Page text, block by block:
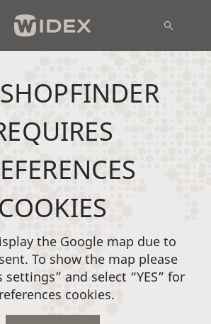
COOKIES
the Google map due to
To show the map please
settings” and select “YES” for
cookies.